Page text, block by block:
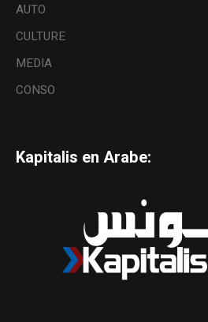
AUTO
CULTURE
MEDIA
CONSO
Kapitalis en Arabe: